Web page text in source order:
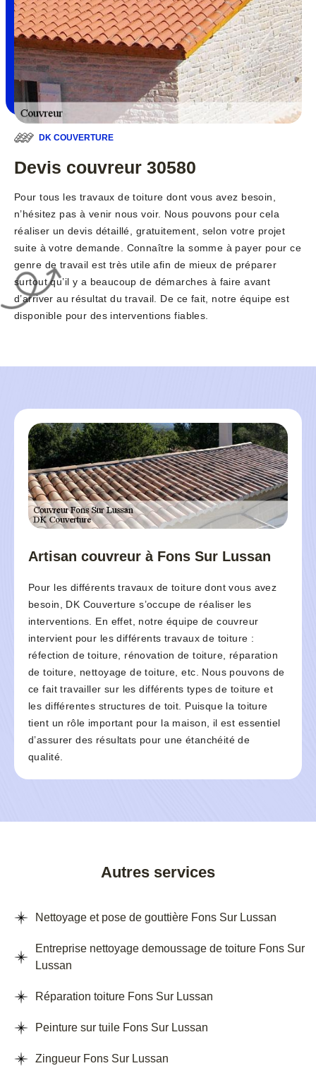
DK COUVERTURE
Devis couvreur 30580
Pour tous les travaux de toiture dont vous avez besoin,
n’hésitez pas à venir nous voir. Nous pouvons pour cela
réaliser un devis détaillé, gratuitement, selon votre projet
suite à votre demande. Connaître la somme à payer pour ce
genre de travail est très utile afin de mieux de préparer
surtout qu’il y a beaucoup de démarches à faire avant
d’arriver au résultat du travail. De ce fait, notre équipe est
disponible pour des interventions fiables.
Artisan couvreur à Fons Sur Lussan
Pour les différents travaux de toiture dont vous avez
besoin, DK Couverture s’occupe de réaliser les
interventions. En effet, notre équipe de couvreur
intervient pour les différents travaux de toiture :
réfection de toiture, rénovation de toiture, réparation
de toiture, nettoyage de toiture, etc. Nous pouvons de
ce fait travailler sur les différents types de toiture et
les différentes structures de toit. Puisque la toiture
tient un rôle important pour la maison, il est essentiel
d’assurer des résultats pour une étanchéité de
qualité.
Autres services
Nettoyage et pose de gouttière Fons Sur Lussan
Entreprise nettoyage demoussage de toiture Fons Sur
Lussan
Réparation toiture Fons Sur Lussan
Peinture sur tuile Fons Sur Lussan
Zingueur Fons Sur Lussan